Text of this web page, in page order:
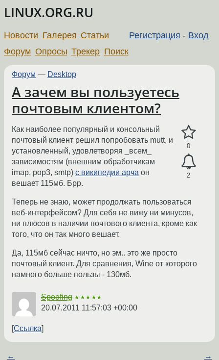
LINUX.ORG.RU
Регистрация - Вход
Новости Галерея Статьи
Форум Опросы Трекер Поиск
Форум — Desktop
А зачем вы пользуетесь
почтовым клиентом?
0
2
Как наиболее популярный и консольный
почтовый клиент решил попробовать mutt, и
установленный, удовлетворяя _всем_
зависимостям (внешним обработчикам
imap, pop3, smtp) с википедии арча он
вешает 115мб. Брр.
Теперь не знаю, может продолжать пользоваться
веб-интерфейсом? Для себя не вижу ни минусов,
ни плюсов в наличии почтового клиента, кроме как
того, что он так много вешает.
Да, 115мб сейчас ничто, но эм.. это же просто
почтовый клиент. Для сравнения, Wine от которого
намного больше пользы - 130мб.
Spoofing ★★★★★
20.07.2011 11:57:03 +00:00
Ссылка
← →